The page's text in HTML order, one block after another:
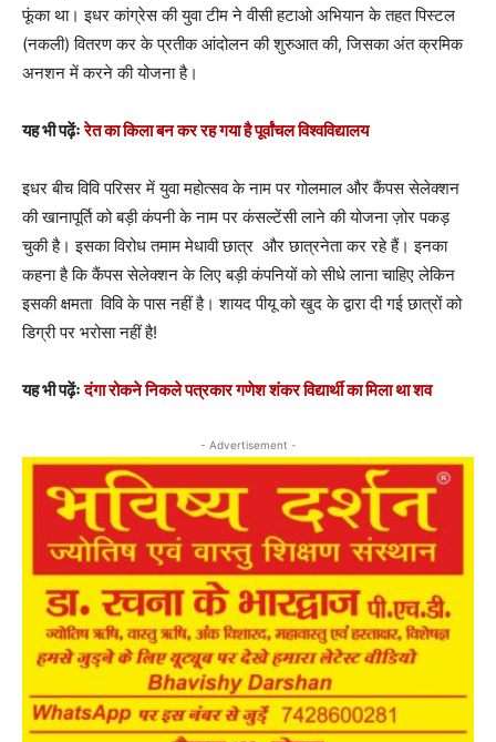
फूंका था। इधर कांग्रेस की युवा टीम ने वीसी हटाओ अभियान के तहत पिस्टल
(नकली) वितरण कर के प्रतीक आंदोलन की शुरुआत की, जिसका अंत क्रमिक
अनशन में करने की योजना है।
यह भी पढ़ेंःरेत का किला बन कर रह गया है पूर्वांचल विश्वविद्यालय
इधर बीच विवि परिसर में युवा महोत्सव के नाम पर गोलमाल और कैंपस सेलेक्शन
की खानापूर्ति को बड़ी कंपनी के नाम पर कंसल्टेंसी लाने की योजना ज़ोर पकड़
चुकी है। इसका विरोध तमाम मेधावी छात्र और छात्रनेता कर रहे हैं। इनका
कहना है कि कैंपस सेलेक्शन के लिए बड़ी कंपनियों को सीधे लाना चाहिए लेकिन
इसकी क्षमता विवि के पास नहीं है। शायद पीयू को खुद के द्वारा दी गई छात्रों को
डिग्री पर भरोसा नहीं है!
यह भी पढ़ेंःदंगा रोकने निकले पत्रकार गणेश शंकर विद्यार्थी का मिला था शव
- Advertisement -